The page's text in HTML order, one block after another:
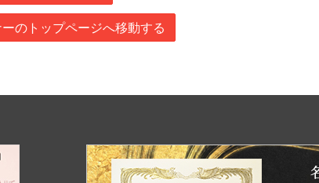
のトップページへ移動する